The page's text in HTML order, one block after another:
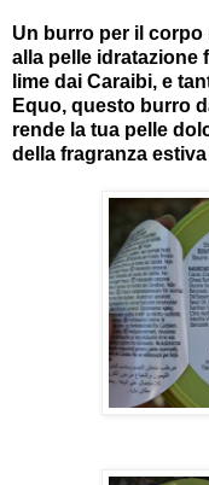
Un burro per il
alla pelle idratazione
lime dai Caraibi, e
Equo, questo burro
rende la tua pelle
della fragranza